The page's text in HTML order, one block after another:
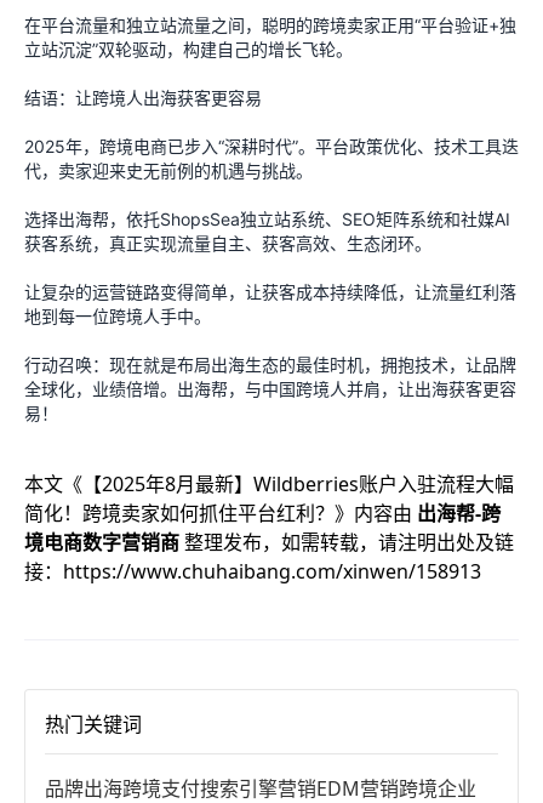
在平台流量和独立站流量之间，聪明的跨境卖家正用“平台验证+独
立站沉淀”双轮驱动，构建自己的增长飞轮。
结语：让跨境人出海获客更容易
2025年，跨境电商已步入“深耕时代”。平台政策优化、技术工具迭
代，卖家迎来史无前例的机遇与挑战。
选择出海帮，依托ShopsSea独立站系统、SEO矩阵系统和社媒AI
获客系统，真正实现流量自主、获客高效、生态闭环。
让复杂的运营链路变得简单，让获客成本持续降低，让流量红利落
地到每一位跨境人手中。
行动召唤：现在就是布局出海生态的最佳时机，拥抱技术，让品牌
全球化，业绩倍增。出海帮，与中国跨境人并肩，让出海获客更容
易！
本文《 【2025年8月最新】Wildberries账户入驻流程大幅
简化！跨境卖家如何抓住平台红利？ 》内容由 出海帮-跨
境电商数字营销商整理发布，如需转载，请注明出处及链
接： https://www.chuhaibang.com/xinwen/158913
热门关键词
品牌出海跨境支付搜索引擎营销EDM营销跨境企业